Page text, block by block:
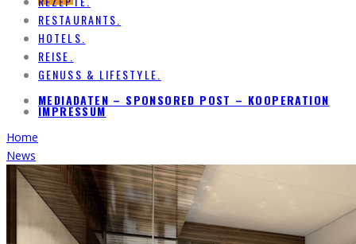
RESTAURANTS.
HOTELS.
REISE.
GENUSS & LIFESTYLE.
MEDIADATEN – SPONSORED POST – KOOPERATION
IMPRESSUM
Home
News